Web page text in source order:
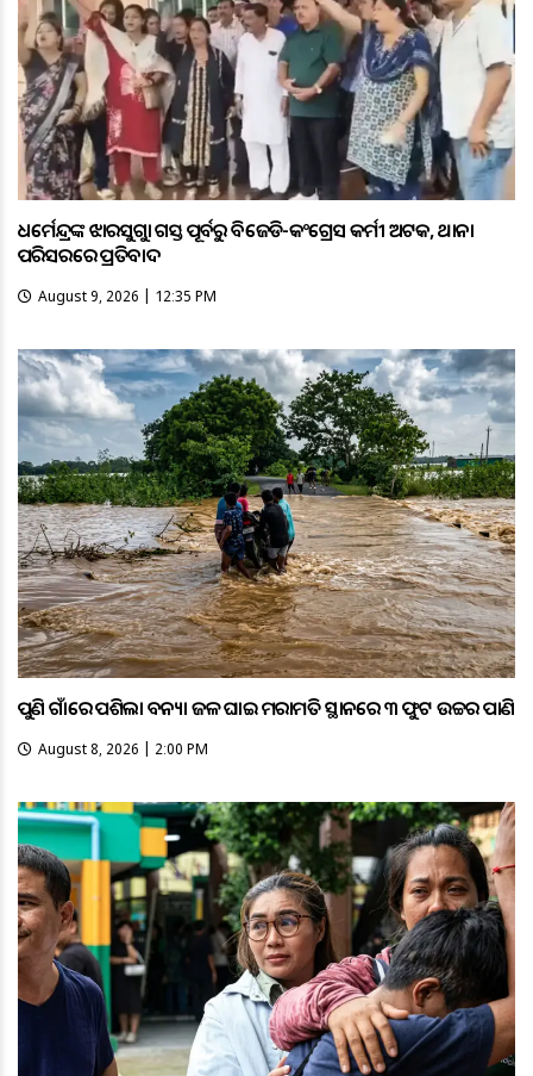
ଧର୍ମେନ୍ଦ୍ରଙ୍କ ଝାରସୁଗୁଡ଼ା ଗସ୍ତ ପୂର୍ବରୁ ବିଜେଡି-କଂଗ୍ରେସ କର୍ମୀ ଅଟକ, ଥାନା
ପରିସରରେ ପ୍ରତିବାଦ
August 9, 2026 | 12:35 PM
ପୁଣି ଗାଁରେ ପଶିଲା ବନ୍ୟା ଜଳ ଘାଇ ମରାମତି ସ୍ଥାନରେ ୩ ଫୁଟ ଉଚ୍ଚର ପାଣି
August 8, 2026 | 2:00 PM